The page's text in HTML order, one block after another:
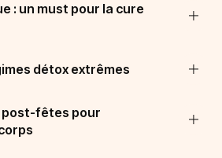
: un must pour la cure
détox extrêmes
post-fêtes pour